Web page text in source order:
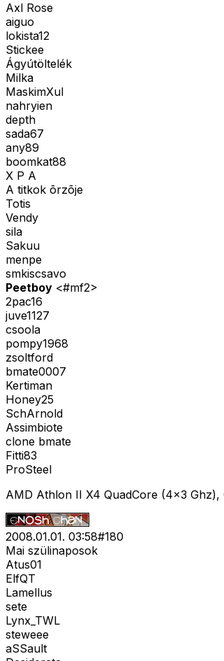
Axl Rose
aiguo
lokista12
Stickee
Ágyútöltelék
Milka
MaskimXul
nahryien
depth
sada67
any89
boomkat88
X P A
A titkok õrzõje
Totis
Vendy
sila
Sakuu
menpe
smkiscsavo
Peetboy <#mf2>
2pac16
juve1127
csoola
pompy1968
zsoltford
bmate0007
Kertiman
Honey25
SchArnold
Assimbiote
clone bmate
Fitti83
ProSteel
AMD Athlon II X4 QuadCore (4x3 Ghz),
2008.01.01. 03:58#180
Mai szülinaposok
Atus01
ElfQT
Lamellus
sete
Lynx_TWL
steweee
aSSault